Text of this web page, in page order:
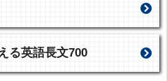
る英語長文700